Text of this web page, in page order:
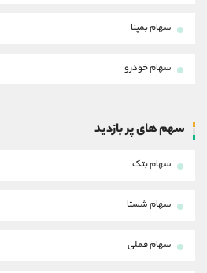
سهام بمپنا
سهام خودرو
سهم های پر بازدید
سهام بتک
سهام شستا
سهام فملی